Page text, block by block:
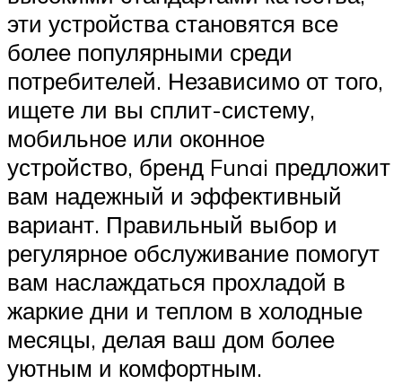
эти устройства становятся все
более популярными среди
потребителей. Независимо от того,
ищете ли вы сплит-систему,
мобильное или оконное
устройство, бренд Funai предложит
вам надежный и эффективный
вариант. Правильный выбор и
регулярное обслуживание помогут
вам наслаждаться прохладой в
жаркие дни и теплом в холодные
месяцы, делая ваш дом более
уютным и комфортным.